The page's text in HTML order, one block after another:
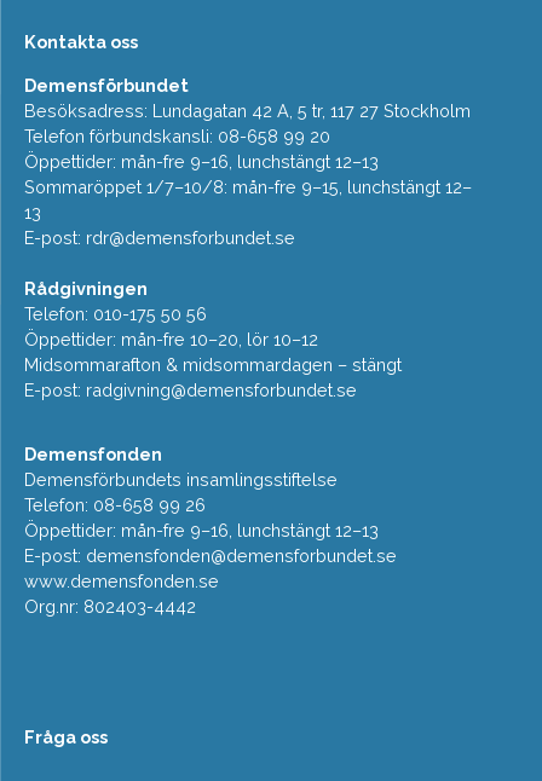
Kontakta oss
Demensförbundet
Besöksadress: Lundagatan 42 A, 5 tr, 117 27 Stockholm
Telefon förbundskansli: 08-658 99 20
Öppettider: mån-fre 9–16, lunchstängt 12–13
Sommaröppet 1/7–10/8: mån-fre 9–15, lunchstängt 12–
13
E-post: rdr@demensforbundet.se
Rådgivningen
Telefon: 010-175 50 56
Öppettider: mån-fre 10–20, lör 10–12
Midsommarafton & midsommardagen – stängt
E-post: radgivning@demensforbundet.se
Demensfonden
Demensförbundets insamlingsstiftelse
Telefon: 08-658 99 26
Öppettider: mån-fre 9–16, lunchstängt 12–13
E-post: demensfonden@demensforbundet.se
www.demensfonden.se
Org.nr: 802403-4442
Fråga oss